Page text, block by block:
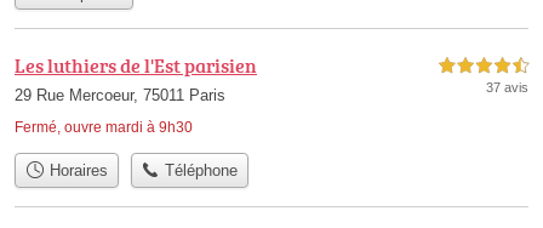
Les luthiers de l'Est parisien
29 Rue Mercoeur, 75011 Paris
Fermé, ouvre mardi à 9h30
4,5 étoiles sur 5
37 avis
Horaires Téléphone